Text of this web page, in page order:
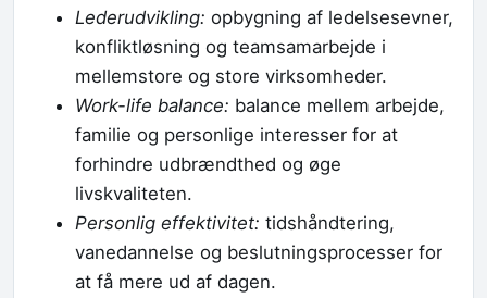
Lederudvikling: opbygning af ledelsesevner,
konfliktløsning og teamsamarbejde i
mellemstore og store virksomheder.
Work-life balance: balance mellem arbejde,
familie og personlige interesser for at
forhindre udbrændthed og øge
livskvaliteten.
Personlig effektivitet: tidshåndtering,
vanedannelse og beslutningsprocesser for
at få mere ud af dagen.